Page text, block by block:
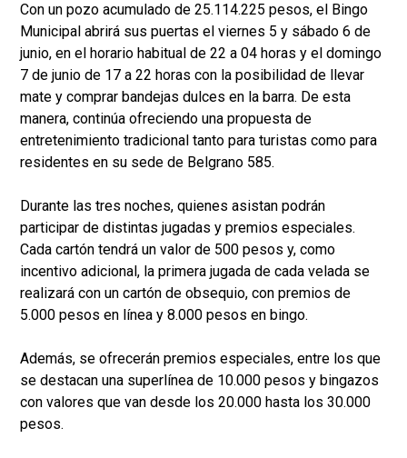
Con un pozo acumulado de 25.114.225 pesos, el Bingo
Municipal abrirá sus puertas el viernes 5 y sábado 6 de
junio, en el horario habitual de 22 a 04 horas y el domingo
7 de junio de 17 a 22 horas con la posibilidad de llevar
mate y comprar bandejas dulces en la barra. De esta
manera, continúa ofreciendo una propuesta de
entretenimiento tradicional tanto para turistas como para
residentes en su sede de Belgrano 585.
Durante las tres noches, quienes asistan podrán
participar de distintas jugadas y premios especiales.
Cada cartón tendrá un valor de 500 pesos y, como
incentivo adicional, la primera jugada de cada velada se
realizará con un cartón de obsequio, con premios de
5.000 pesos en línea y 8.000 pesos en bingo.
Además, se ofrecerán premios especiales, entre los que
se destacan una superlínea de 10.000 pesos y bingazos
con valores que van desde los 20.000 hasta los 30.000
pesos.